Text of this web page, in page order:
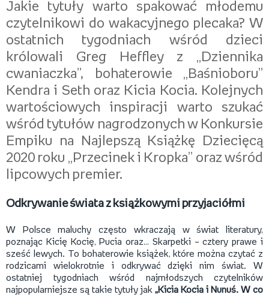
Jakie tytuły warto spakować młodemu
czytelnikowi do wakacyjnego plecaka? W
ostatnich tygodniach wśród dzieci
królowali Greg Heffley z „Dziennika
cwaniaczka”, bohaterowie „Baśnioboru”
Kendra i Seth oraz Kicia Kocia. Kolejnych
wartościowych inspiracji warto szukać
wśród tytułów nagrodzonych w Konkursie
Empiku na Najlepszą Książkę Dziecięcą
2020 roku „Przecinek i Kropka” oraz wśród
lipcowych premier.
Odkrywanie świata z książkowymi przyjaciółmi
W Polsce maluchy często wkraczają w świat literatury,
poznając Kicię Kocię, Pucia oraz… Skarpetki – cztery prawe i
sześć lewych. To bohaterowie książek, które można czytać z
rodzicami wielokrotnie i odkrywać dzięki nim świat. W
ostatniej tygodniach wśród najmłodszych czytelników
najpopularniejsze są takie tytuły jak „Kicia Kocia i Nunuś. W co